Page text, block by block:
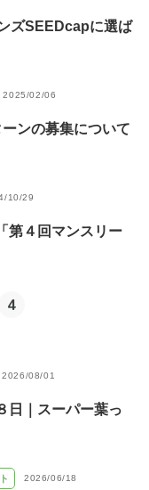
ズSEEDcapに選ば
2025/02/06
ンの募集について
10/29
第４回マンスリー
4
2026/08/01
日｜スーパー葉っ
2026/06/18